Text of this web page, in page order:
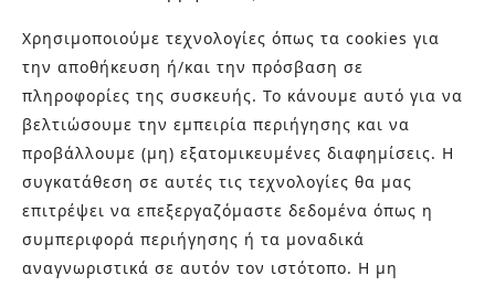
Χρησιμοποιούμε τεχνολογίες όπως τα cookies για
την αποθήκευση ή/και την πρόσβαση σε
πληροφορίες της συσκευής. Το κάνουμε αυτό για να
βελτιώσουμε την εμπειρία περιήγησης και να
προβάλλουμε (μη) εξατομικευμένες διαφημίσεις. Η
συγκατάθεση σε αυτές τις τεχνολογίες θα μας
επιτρέψει να επεξεργαζόμαστε δεδομένα όπως η
συμπεριφορά περιήγησης ή τα μοναδικά
αναγνωριστικά σε αυτόν τον ιστότοπο. Η μη
μοναδικότητα, τεχνική αρτιότητα, αντοχή στο χρόνο
και στη χρήση και μοναδική αισθητική υπεροχή.
Διαλέξτε χώρο, χρώμα και υφή και κάντε αυτές τις
ονειρεμένες προτάσεις πατητής τσιμεντοκονίας
πραγματικότητα της δικής σας καθημερινότητας!